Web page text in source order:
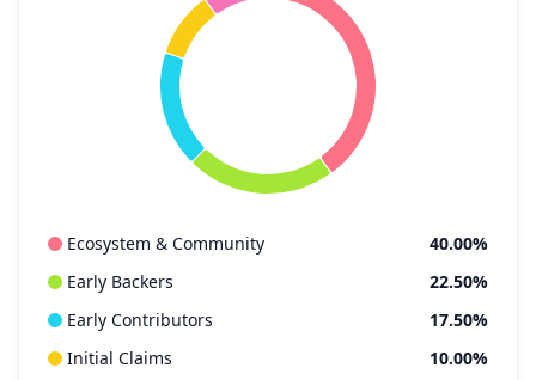
Ecosystem & Community
40.00%
Early Backers
22.50%
Early Contributors
17.50%
Initial Claims
10.00%